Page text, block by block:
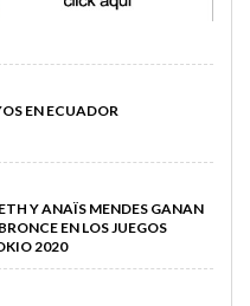
EN ECUADOR
Y ANAÏS MENDES GANAN
EN LOS JUEGOS
2020